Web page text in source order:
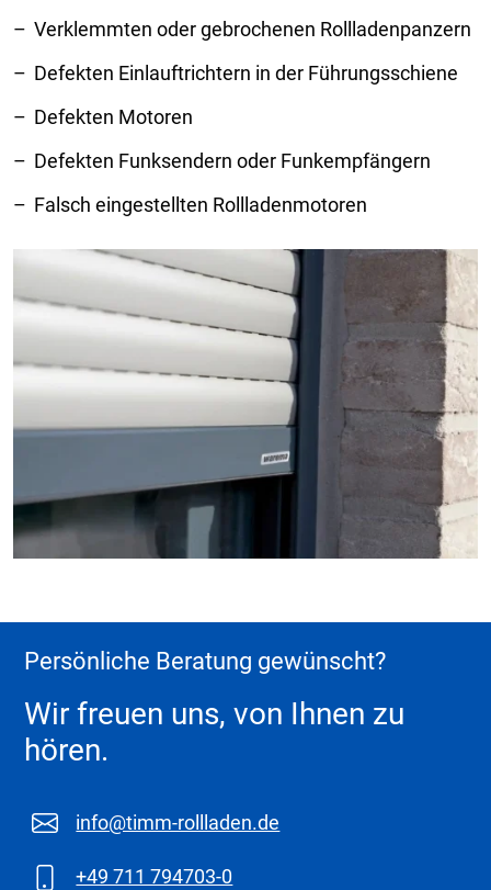
Verklemmten oder gebrochenen Rollladenpanzern
Defekten Einlauftrichtern in der Führungsschiene
Defekten Motoren
Defekten Funksendern oder Funkempfängern
Falsch eingestellten Rollladenmotoren
Persönliche Beratung gewünscht?
Wir freuen uns, von Ihnen zu
hören.
info@timm-rollladen.de
+49 711 794703-0